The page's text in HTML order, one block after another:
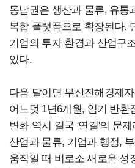
동남권은 생산과 물류, 유통
복합 플랫폼으로 확장된다.
기업의 투자 환경과 산업구
있다.
다음 달이면 부산진해경제
어느덧 1년6개월, 임기 반환
변화 역시 결국 '연결'의 문
산업과 물류, 기업과 행정,
움직일 때 비로소 새로운 성